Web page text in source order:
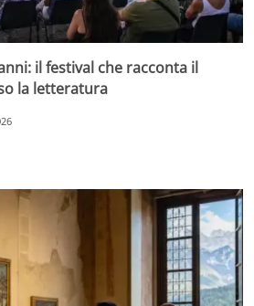
il festival che racconta il
la letteratura